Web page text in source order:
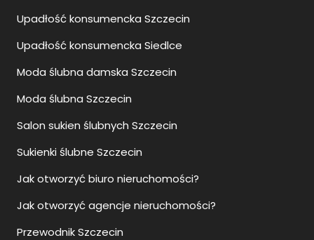
Upadłość konsumencka Szczecin
Upadłość konsumencka Siedlce
Moda ślubna damska Szczecin
Moda ślubna Szczecin
Salon sukien ślubnych Szczecin
Sukienki ślubne Szczecin
Jak otworzyć biuro nieruchomości?
Jak otworzyć agencje nieruchomości?
Przewodnik Szczecin